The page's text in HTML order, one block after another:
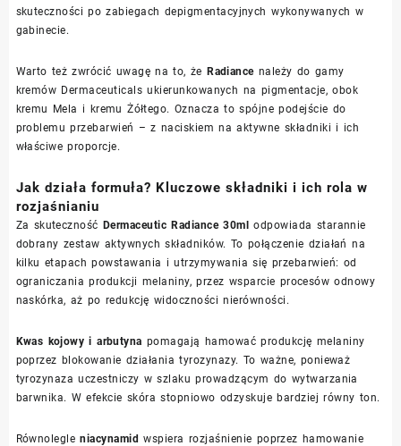
skuteczności po zabiegach depigmentacyjnych wykonywanych w
gabinecie.
Warto też zwrócić uwagę na to, żeRadiancenależy do gamy
kremów Dermaceuticals ukierunkowanych na pigmentacje, obok
kremu Mela i kremu Żółtego. Oznacza to spójne podejście do
problemu przebarwień – z naciskiem na aktywne składniki i ich
właściwe proporcje.
Jak działa formuła? Kluczowe składniki i ich rola w
rozjaśnianiu
Za skuteczność Dermaceutic Radiance 30ml odpowiada starannie
dobrany zestaw aktywnych składników. To połączenie działań na
kilku etapach powstawania i utrzymywania się przebarwień: od
ograniczania produkcji melaniny, przez wsparcie procesów odnowy
naskórka, aż po redukcję widoczności nierówności.
Kwas kojowy i arbutyna pomagają hamować produkcję melaniny
poprzez blokowanie działania tyrozynazy. To ważne, ponieważ
tyrozynaza uczestniczy w szlaku prowadzącym do wytwarzania
barwnika. W efekcie skóra stopniowo odzyskuje bardziej równy ton.
Równolegleniacynamid wspiera rozjaśnienie poprzez hamowanie